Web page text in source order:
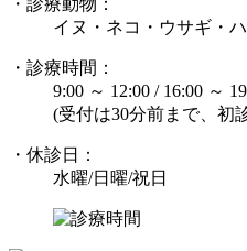
・診療動物：
イヌ・ネコ・ウサギ・
・診療時間：
9:00 ～ 12:00 / 16:00 ～
(受付は30分前まで、初
・休診日：
水曜/日曜/祝日